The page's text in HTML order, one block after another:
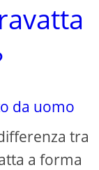
da uomo
tra
a forma